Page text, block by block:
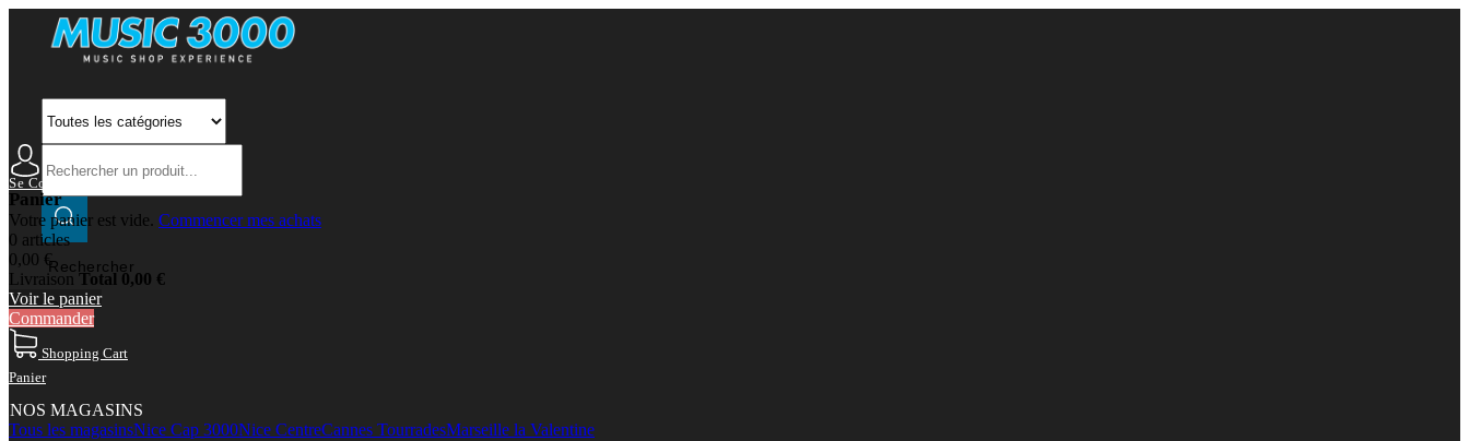
Rechercher
Se Connecter Mon Compte
Panier
Votre panier est vide. Commencer mes achats
0 articles
0,00 €
Livraison Total 0,00 €
Voir le panier
Commander
Shopping Cart
Panier
NOS MAGASINS
Tous les magasinsNice Cap 3000Nice CentreCannes TourradesMarseille la Valentine